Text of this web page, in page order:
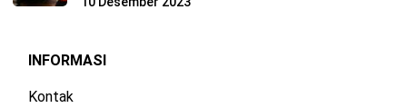
INFORMASI
Kontak